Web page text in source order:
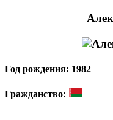
Год рождения: 1982
Гражданство: